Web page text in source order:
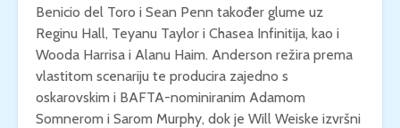
Benicio del Toro i Sean Penn također glume uz
Reginu Hall, Teyanu Taylor i Chasea Infinitija, kao i
Wooda Harrisa i Alanu Haim. Anderson režira prema
vlastitom scenariju te producira zajedno s
oskarovskim i BAFTA-nominiranim Adamom
Somnerom i Sarom Murphy, dok je Will Weiske izvršni